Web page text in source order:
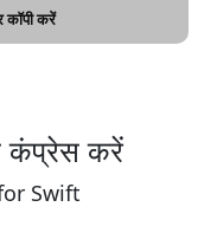
कॉपी करें
कंप्रेस करें
Swift